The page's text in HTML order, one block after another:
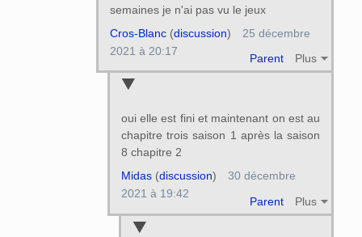
semaines je n'ai pas vu le jeux
Parent Plus
Cros-Blanc(discussion)
25 décembre
2021 à 20:17
oui elle est fini et maintenant on est au
chapitre trois saison 1 après la saison
8 chapitre 2
Parent Plus
Midas(discussion)
30 décembre
2021 à 19:42